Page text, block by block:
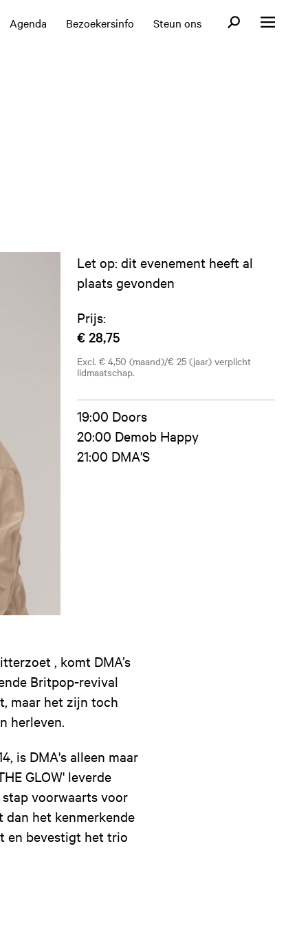
Agenda Bezoekersinfo Steun ons OpenOpen menu
Let op: dit evenement heeft al
plaats gevonden
Prijs:
€ 28,75
Excl. € 4,50 (maand)/€ 25 (jaar) verplicht
lidmaatschap.
19:00 Doors
20:00 Demob Happy
21:00 DMA'S
, komt DMA’s
Britpop-revival
maar het zijn toch
herleven.
is DMA's alleen maar
GLOW' leverde
voorwaarts voor
dan het kenmerkende
en bevestigt het trio